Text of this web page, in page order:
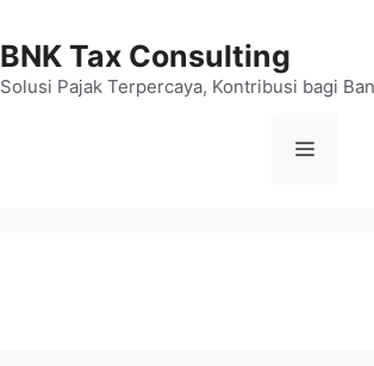
BNK Tax Consulting
Solusi Pajak Terpercaya, Kontribusi bagi
Menu